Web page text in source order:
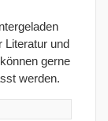
Literatur und
gerne
werden.